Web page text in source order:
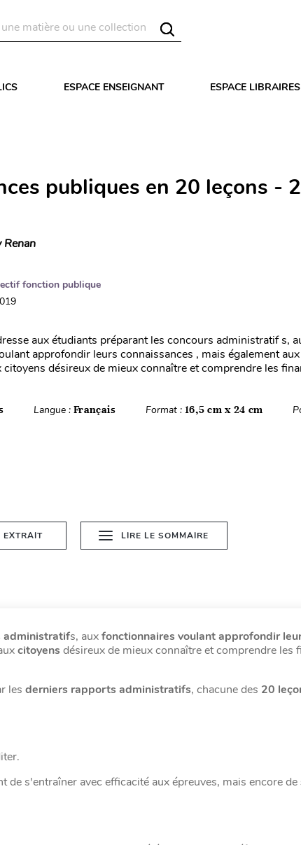
ESPACE ENSEIGNANT ESPACE LIBRAIRES
publiques en 20 leçons -
Renan
fonction publique
aux étudiants préparant les concours administratif s,
approfondir leurs connaissances , mais également
citoyens désireux de mieux connaître et comprendre les
Langue : Français Format : 16,5 cm x 24 cm
EXTRAIT LIRE LE SOMMAIRE
administratifs, auxfonctionnaires voulant approfondir
citoyens désireux de mieux connaître et comprendre les
les derniers rapports administratifs, chacune des 20
de s'entraîner avec efficacité aux épreuves, mais encore de